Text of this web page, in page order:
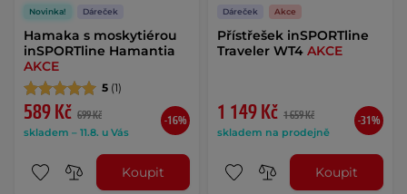
Novinka! Dáreček
Hamaka s moskytiérou
inSPORTline Hamantia
AKCE
5 (1)
589 Kč 699 Kč
skladem – 11.8. u Vás
-16%
Koupit
Dáreček Akce
Přístřešek inSPORTline
Traveler WT4 AKCE
1 149 Kč 1 659 Kč
skladem na prodejně
-31%
Koupit